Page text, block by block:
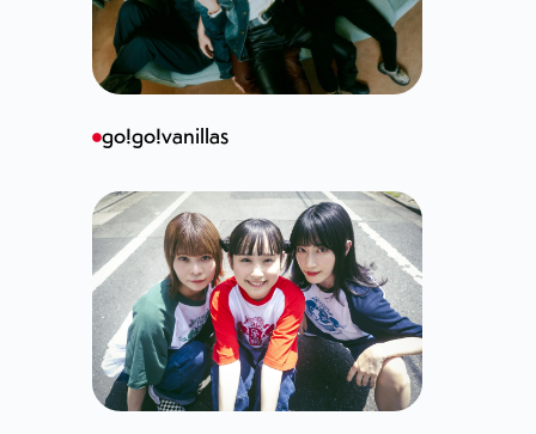
go!go!vanillas